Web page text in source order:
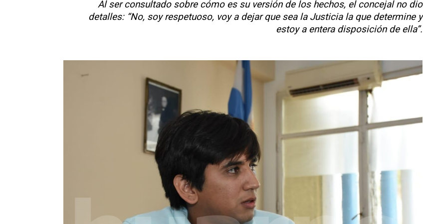
Al ser consultado sobre cómo es su versión de los hechos, el concejal no dio
detalles: “No, soy respetuoso, voy a dejar que sea la Justicia la que determine y
estoy a entera disposición de ella”.